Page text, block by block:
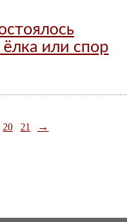
или спор
20 21 →